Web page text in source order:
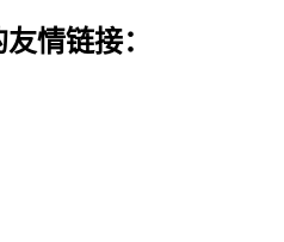
情链接：